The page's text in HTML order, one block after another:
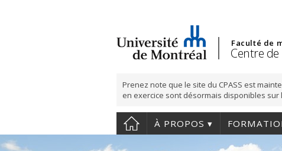
Faculté de
Centre
Prenez note que le site du CPASS est
en exercice sont désormais disponibles sur
À PROPOS